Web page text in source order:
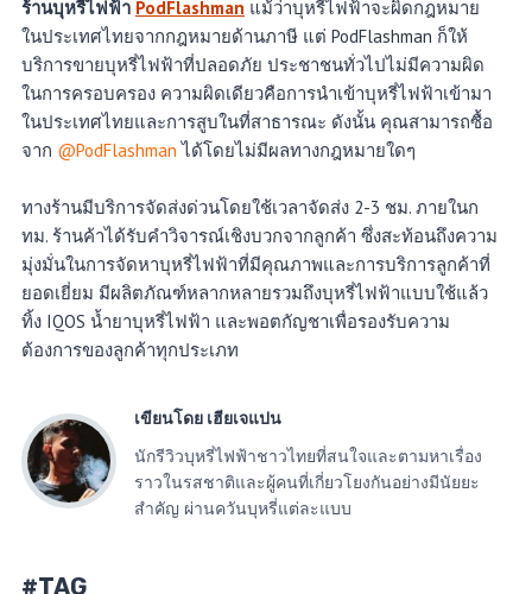
ร้านบุหรี่ไฟฟ้า PodFlashman แม้ว่าบุหรี่ไฟฟ้าจะผิดกฎหมาย
ในประเทศไทยจากกฎหมายด้านภาษี แต่ PodFlashman ก็ให้
บริการขายบุหรี่ไฟฟ้าที่ปลอดภัย ประชาชนทั่วไปไม่มีความผิด
ในการครอบครอง ความผิดเดียวคือการนำเข้าบุหรี่ไฟฟ้าเข้ามา
ในประเทศไทยและการสูบในที่สาธารณะ ดังนั้น คุณสามารถซื้อ
จาก @PodFlashman ได้โดยไม่มีผลทางกฎหมายใดๆ
ทางร้านมีบริการจัดส่งด่วนโดยใช้เวลาจัดส่ง 2-3 ชม. ภายในก
ทม. ร้านค้าได้รับคำวิจารณ์เชิงบวกจากลูกค้า ซึ่งสะท้อนถึงความ
มุ่งมั่นในการจัดหาบุหรี่ไฟฟ้าที่มีคุณภาพและการบริการลูกค้าที่
ยอดเยี่ยม มีผลิตภัณฑ์หลากหลายรวมถึงบุหรี่ไฟฟ้าแบบใช้แล้ว
ทิ้ง IQOS น้ำยาบุหรี่ไฟฟ้า และพอตกัญชาเพื่อรองรับความ
ต้องการของลูกค้าทุกประเภท
เขียนโดย เฮียเจแปน
นักรีวิวบุหรี่ไฟฟ้าชาวไทยที่สนใจและตามหาเรื่อง
ราวในรสชาติและผู้คนที่เกี่ยวโยงกันอย่างมีนัยยะ
สำคัญ ผ่านควันบุหรี่แต่ละแบบ
#TAG